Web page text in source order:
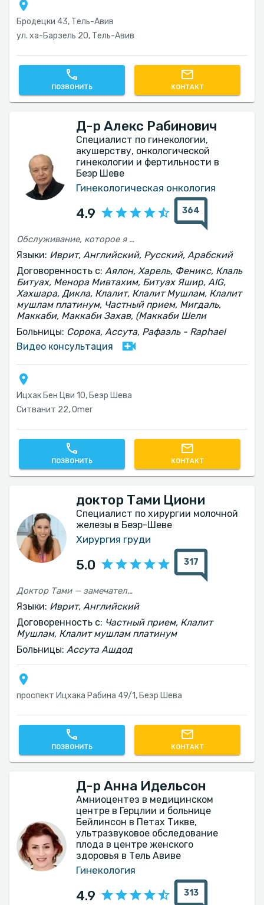
Бродецки 43, Тель-Авив‎
ул. ха-Барзель 20, Тель-Авив‎
ПОЗВОНИТЬ КОНТАКТ
Д-р Алекс Рабинович
Специалист по гинекологии,
акушерству, онкологической
гинекологии и фертильности в
Беэр Шеве
Гинекологическая онкология
4.9 364
Обслуживание, которое я получил от доктора Алекса, было очень вежливым и профессиональным. Я очень доволен его диагнозом и лечением...
Языки: Иврит, Английский, Русский, Арабский
Договоренность с: Аялон, Харель, Феникс, Клаль
Битуах, Менора Мивтахим, Битуах Яшир, AIG,
Хахшара, Дикла, Клалит, Клалит Мушлам, Клалит
мушлам платинум, Частный прием, Мигдаль,
Маккаби, Маккаби Захав, (Маккаби Шели
Больницы: Сорока, Ассута, Рафаэль - Raphael
Видео консультация
Ицхак Бен Цви 10, Беэр Шева
Ситванит 22, Omer
ПОЗВОНИТЬ КОНТАКТ
доктор Тами Циони
Специалист по хирургии молочной
железы в Беэр-Шеве
Хирургия груди
5.0 317
Доктор Тами — замечательный врач, очень профессиональный и человечный. Я чувствовала себя очень комфортно с ней и получила от неё внимательное и профессиональное обслуживание. Горячо рекомендую!
Языки: Иврит, Английский
Договоренность с: Частный прием, Клалит
Мушлам, Клалит мушлам платинум
Больницы: Ассута Ашдод
проспект Ицхака Рабина 49/1, Беэр Шева
ПОЗВОНИТЬ КОНТАКТ
Д-р Анна Идельсон
Амниоцентез в медицинском
центре в Герцлии и больнице
Бейлинсон в Петах Тикве,
ультразвуковое обследование
плода в центре женского
здоровья в Тель Авиве
Гинекология
4.9 313